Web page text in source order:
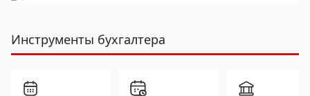
Инструменты бухгалтера